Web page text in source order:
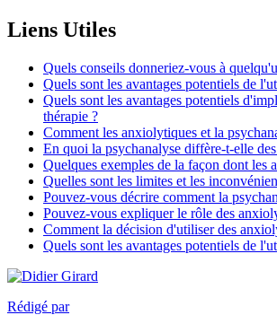
Liens Utiles
Quels conseils donneriez-vous à
Quels sont les avantages potentiels de
Quels sont les avantages potentiels
thérapie ?
Comment les anxiolytiques et la
En quoi la psychanalyse diffère-t-elle
Quelques exemples de la façon dont les
Quelles sont les limites et les
Pouvez-vous décrire comment la
Pouvez-vous expliquer le rôle des
Comment la décision d'utiliser des
Quels sont les avantages potentiels de
Rédigé par